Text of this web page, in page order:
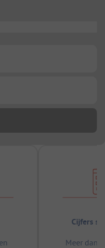
Cijfers
Meer dan